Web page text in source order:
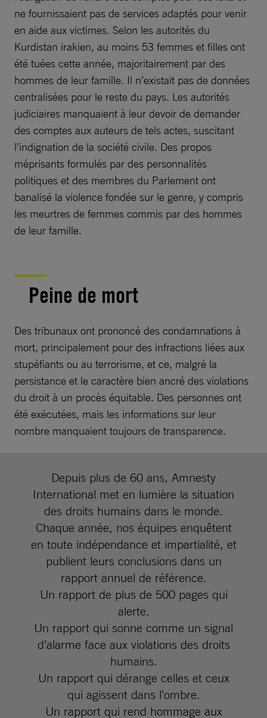
ne fournissaient pas de services adaptés pour venir
en aide aux victimes. Selon les autorités du
Kurdistan irakien, au moins 53 femmes et filles ont
été tuées cette année, majoritairement par des
hommes de leur famille. Il n’existait pas de données
centralisées pour le reste du pays. Les autorités
judiciaires manquaient à leur devoir de demander
des comptes aux auteurs de tels actes, suscitant
l’indignation de la société civile. Des propos
méprisants formulés par des personnalités
politiques et des membres du Parlement ont
banalisé la violence fondée sur le genre, y compris
les meurtres de femmes commis par des hommes
de leur famille.
Peine de mort
Des tribunaux ont prononcé des condamnations à
mort, principalement pour des infractions liées aux
stupéfiants ou au terrorisme, et ce, malgré la
persistance et le caractère bien ancré des violations
du droit à un procès équitable. Des personnes ont
été exécutées, mais les informations sur leur
nombre manquaient toujours de transparence.
Depuis plus de 60 ans, Amnesty
International met en lumière la situation
des droits humains dans le monde.
Chaque année, nos équipes enquêtent
en toute indépendance et impartialité, et
publient leurs conclusions dans un
rapport annuel de référence.
Un rapport de plus de 500 pages qui
alerte.
Un rapport qui sonne comme un signal
d’alarme face aux violations des droits
humains.
Un rapport qui dérange celles et ceux
qui agissent dans l’ombre.
Un rapport qui rend hommage aux